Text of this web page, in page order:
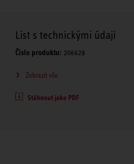
List s technickými údaji
Číslo produktu: 206628
Zobrazit vše
Stáhnout jako PDF